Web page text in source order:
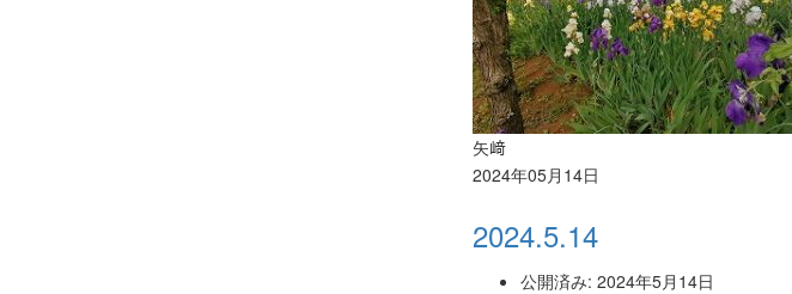
矢﨑
2024年05月14日
2024.5.14
公開済み: 2024年5月14日